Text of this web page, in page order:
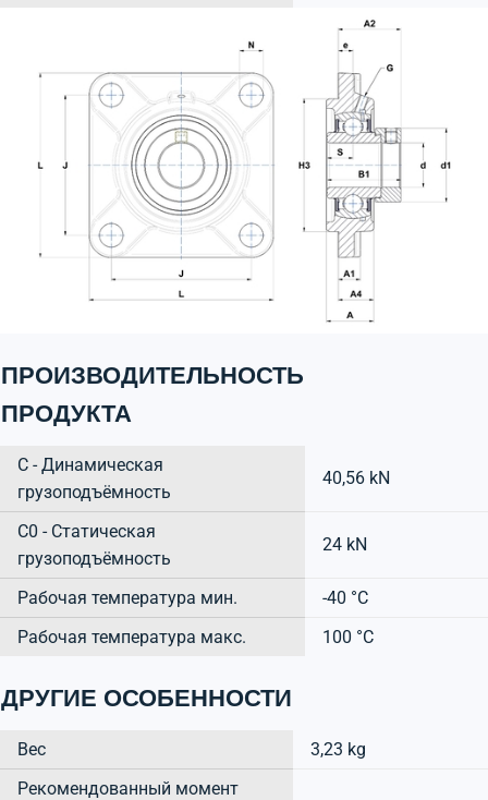
ПРОИЗВОДИТЕЛЬНОСТЬ
ПРОДУКТА
C - Динамическая
грузоподъёмность
40,56 kN
C0 - Статическая
грузоподъёмность
24 kN
Рабочая температура мин.
-40 °C
Рабочая температура макс.
100 °C
ДРУГИЕ ОСОБЕННОСТИ
Вес
3,23 kg
Рекомендованный момент